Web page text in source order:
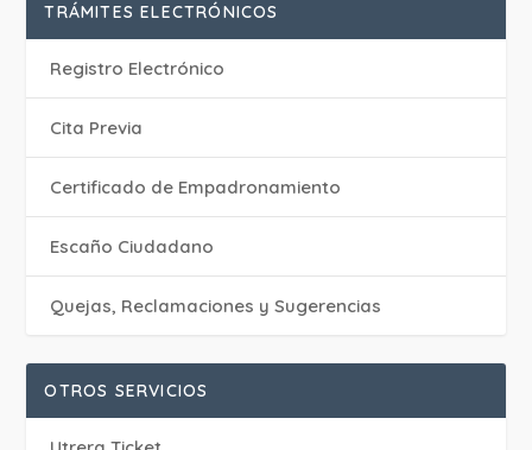
TRÁMITES ELECTRÓNICOS
Registro Electrónico
Cita Previa
Certificado de Empadronamiento
Escaño Ciudadano
Quejas, Reclamaciones y Sugerencias
OTROS SERVICIOS